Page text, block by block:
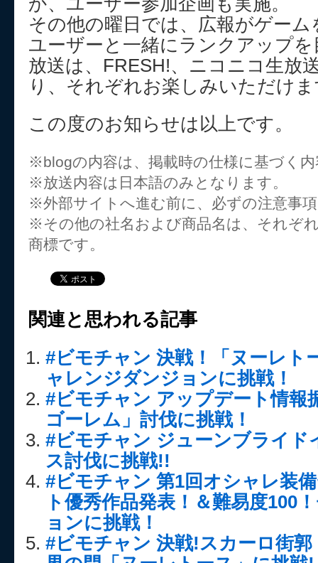
その他の曜日では、広報がゲー
ユーザーと一緒にランクアップ
放送は、FRESH!、ニコニコ生放
り、それぞれお楽しみいただけ
この度のお知らせは以上です。
※blogの内容は、掲載時の仕様に基づく
※放送内容は日本語のみとなります。
※外部サイトへ進む前に、必ずの注意事
※その他の社名および商品名は、それぞ
商標です。
関連と思われる記事
#ビモチャン 決戦！「ヌーレト
ャレンジダンジョンに挑戦！
#ビモチャン アップデート情報
ゴーレム」討伐に挑戦！
#ビモチャン ジューンブライド
ス討伐に挑戦!!
#ビモチャン 第1回オシャレ装
ト優秀作品発表！＆難易度100
ョンに挑戦！
#ビモチャン 決戦!スカーロ街